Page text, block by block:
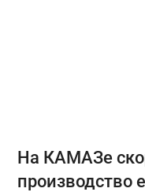
На КАМАЗе
производство